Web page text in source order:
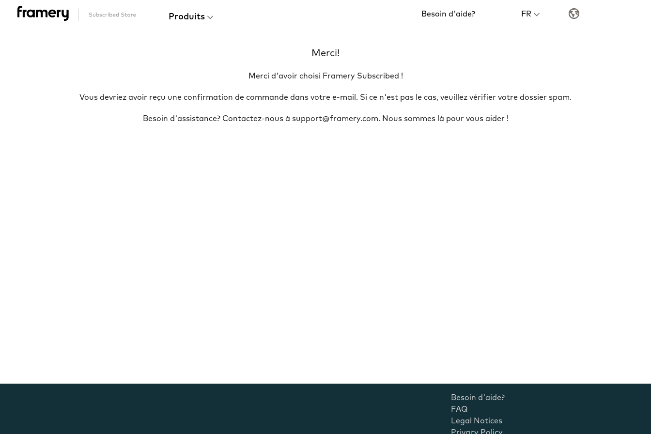
Produits Besoin d'aide? FR
Merci!
Merci d'avoir choisi Framery Subscribed !
Vous devriez avoir reçu une confirmation de commande dans votre e-mail. Si ce n'est pas le cas, veuillez vérifier votre dossier spam.
Besoin d'assistance? Contactez-nous à support@framery.com. Nous sommes là pour vous aider !
Besoin d'aide?
FAQ
Legal Notices
Privacy Policy